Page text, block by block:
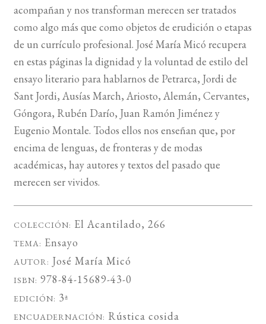
acompañan y nos transforman merecen ser tratados
como algo más que como objetos de erudición o etapas
de un currículo profesional. José María Micó recupera
en estas páginas la dignidad y la voluntad de estilo del
ensayo literario para hablarnos de Petrarca, Jordi de
Sant Jordi, Ausías March, Ariosto, Alemán, Cervantes,
Góngora, Rubén Darío, Juan Ramón Jiménez y
Eugenio Montale. Todos ellos nos enseñan que, por
encima de lenguas, de fronteras y de modas
académicas, hay autores y textos del pasado que
merecen ser vividos.
COLECCIÓN: El Acantilado, 266
TEMA: Ensayo
AUTOR: José María Micó
ISBN: 978-84-15689-43-0
EDICIÓN: 3ª
ENCUADERNACIÓN: Rústica cosida